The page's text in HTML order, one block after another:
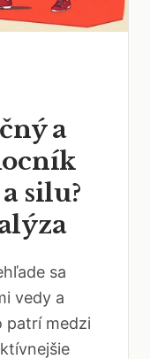
a
silu?
sa
vedy a
patrí medzi